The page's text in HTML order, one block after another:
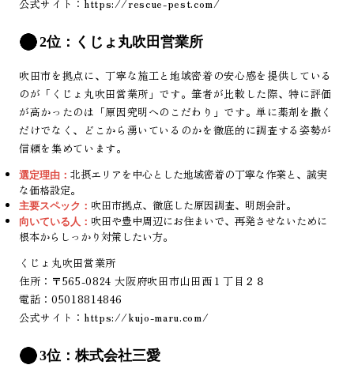
公式サイト： https://rescue-pest.com/
2位：くじょ丸吹田営業所
吹田市を拠点に、丁寧な施工と地域密着の安心感を提供している
のが「くじょ丸吹田営業所」です。筆者が比較した際、特に評価
が高かったのは「原因究明へのこだわり」です。単に薬剤を撒く
だけでなく、どこから湧いているのかを徹底的に調査する姿勢が
信頼を集めています。
選定理由： 北摂エリアを中心とした地域密着の丁寧な作業と、誠実
な価格設定。
主要スペック： 吹田市拠点、徹底した原因調査、明朗会計。
向いている人： 吹田や豊中周辺にお住まいで、再発させないために
根本からしっかり対策したい方。
くじょ丸吹田営業所
住所：〒565-0824 大阪府吹田市山田西１丁目２８
電話：05018814846
公式サイト： https://kujo-maru.com/
3位：株式会社三愛